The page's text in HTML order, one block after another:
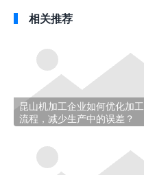
相关推荐
昆山机加工企业如何优化加工
流程，减少生产中的误差？